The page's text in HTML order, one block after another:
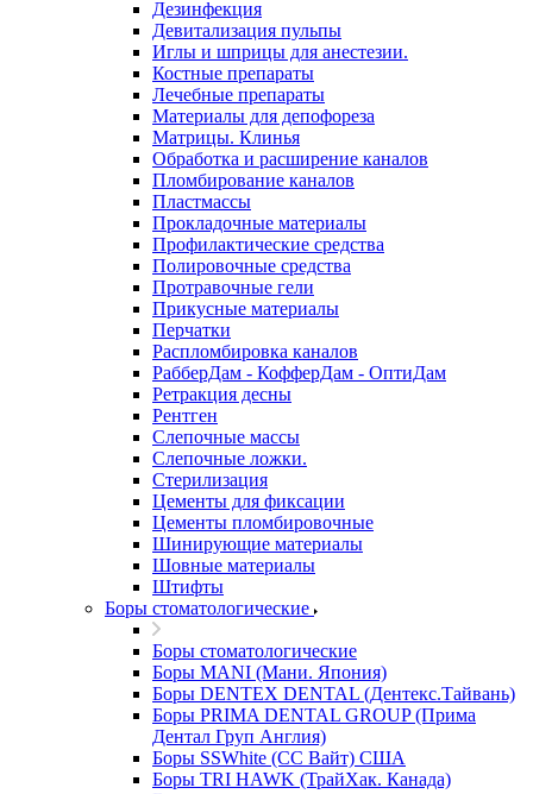
Дезинфекция
Девитализация пульпы
Иглы и шприцы для анестезии.
Костные препараты
Лечебные препараты
Материалы для депофореза
Матрицы. Клинья
Обработка и расширение каналов
Пломбирование каналов
Пластмассы
Прокладочные материалы
Профилактические средства
Полировочные средства
Протравочные гели
Прикусные материалы
Перчатки
Распломбировка каналов
РабберДам - КофферДам - ОптиДам
Ретракция десны
Рентген
Слепочные массы
Слепочные ложки.
Стерилизация
Цементы для фиксации
Цементы пломбировочные
Шинирующие материалы
Шовные материалы
Штифты
Боры стоматологические
Боры стоматологические
Боры MANI (Мани. Япония)
Боры DENTEX DENTAL (Дентекс.Тайвань)
Боры PRIMA DENTAL GROUP (Прима
Дентал Груп Англия)
Боры SSWhite (СС Вайт) США
Боры TRI HAWK (ТрайХак. Канада)